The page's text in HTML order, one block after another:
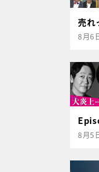
売れ
8月6
8月5